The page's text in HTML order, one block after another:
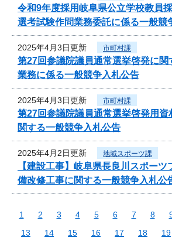
令和9年度採用岐阜県公立学校教員
選考試験作問業務委託に係る一般競
2025年4月3日更新 市町村課
第27回参議院議員通常選挙啓発に関
業務に係る一般競争入札公告
2025年4月3日更新 市町村課
第27回参議院議員通常選挙啓発用資
関する一般競争入札公告
2025年4月2日更新 地域スポーツ課
【建設工事】岐阜県長良川スポー
備改修工事に関する一般競争入札公
1 2 3 4 5 6 7 8
13
14 15 16 17 18 19